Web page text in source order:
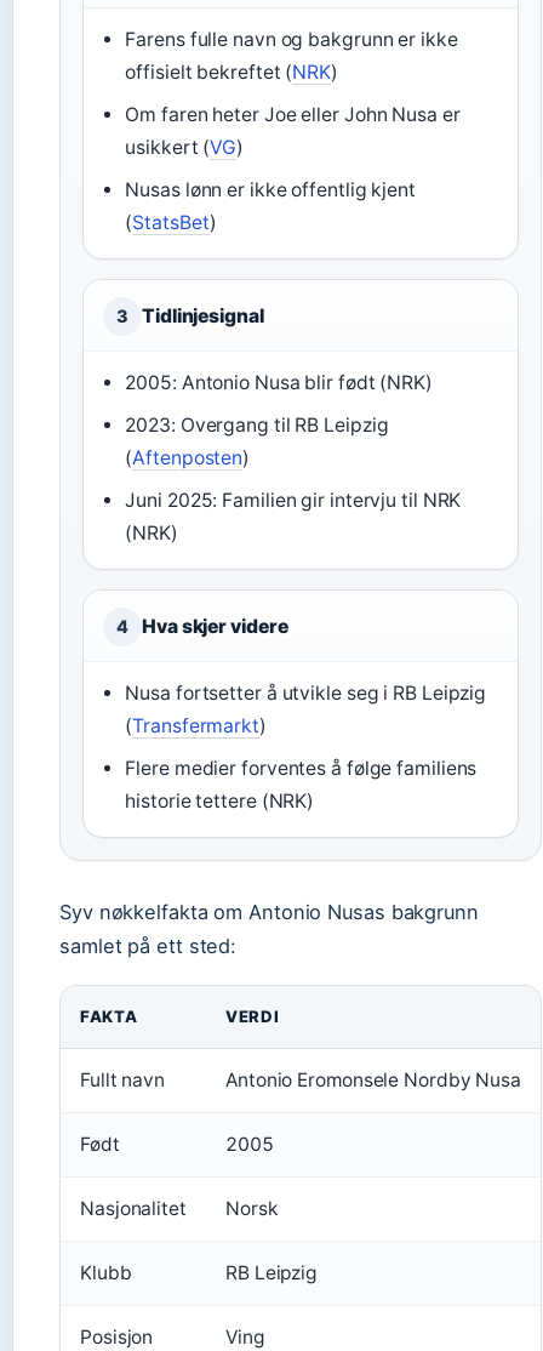
Farens fulle navn og bakgrunn er ikke
offisielt bekreftet (NRK)
Om faren heter Joe eller John Nusa er
usikkert (VG)
Nusas lønn er ikke offentlig kjent
(StatsBet)
3 Tidlinjesignal
2005: Antonio Nusa blir født (NRK)
2023: Overgang til RB Leipzig
(Aftenposten)
Juni 2025: Familien gir intervju til NRK
(NRK)
4 Hva skjer videre
Nusa fortsetter å utvikle seg i RB Leipzig
(Transfermarkt)
Flere medier forventes å følge familiens
historie tettere (NRK)
Syv nøkkelfakta om Antonio Nusas bakgrunn
samlet på ett sted:
FAKTA VERDI
Fullt navn Antonio Eromonsele Nordby Nusa
Født 2005
Nasjonalitet Norsk
Klubb RB Leipzig
Posisjon Ving